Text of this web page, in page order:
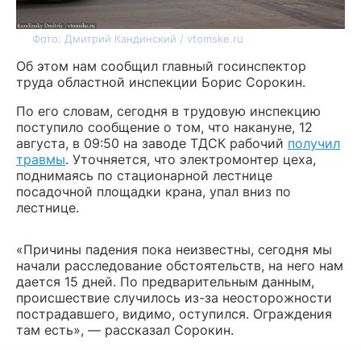
Фото: Дмитрий Кандинский / vtomske.ru
Об этом нам сообщил главный госинспектор
труда областной инспекции Борис Сорокин.
По его словам, сегодня в трудовую инспекцию
поступило сообщение о том, что накануне, 12
августа, в 09:50 на заводе ТДСК рабочий получил
травмы. Уточняется, что электромонтер цеха,
поднимаясь по стационарной лестнице
посадочной площадки крана, упал вниз по
лестнице.
«Причины падения пока неизвестны, сегодня мы
начали расследование обстоятельств, на него нам
дается 15 дней. По предварительным данным,
происшествие случилось из-за неосторожности
пострадавшего, видимо, оступился. Ограждения
там есть», — рассказал Сорокин.